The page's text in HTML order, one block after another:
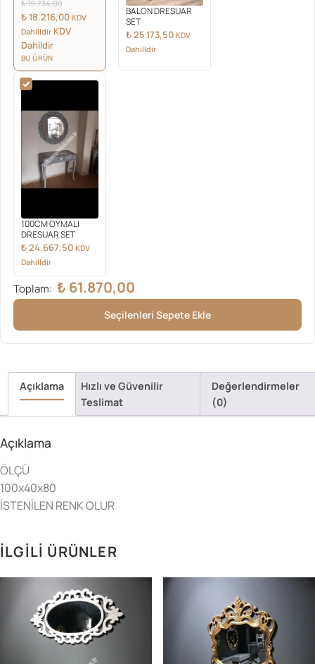
₺19.734,00
fiyat:
₺ 19.734,00.
₺18.216,00Şu
andaki
KDV
Dahilldir KDV
Dahildir
BU ÜRÜN
BALON DRESUAR
SET
₺25.173,50 KDV
Dahilldir
100CM OYMALI
DRESUAR SET
₺24.667,50 KDV
Dahilldir
Toplam: ₺ 61.870,00
Seçilenleri Sepete Ekle
Açıklama
Hızlı ve Güvenilir
Teslimat
Değerlendirmeler
(0)
Açıklama
ÖLÇÜ
100x40x80
İSTENİLEN RENK OLUR
İLGILI ÜRÜNLER